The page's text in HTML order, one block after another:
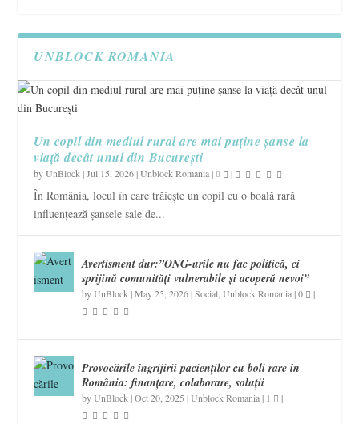
UNBLOCK ROMANIA
Un copil din mediul rural are mai puține șanse la
viață decât unul din București
byUnBlock |Jul 15, 2026|Unblock Romania|0 |
În România, locul în care trăiește un copil cu o boală rară
influențează șansele sale de...
Avertisment dur:”ONG-urile nu fac politică, ci
sprijină comunități vulnerabile și acoperă nevoi”
byUnBlock |May 25, 2026|Social ,Unblock Romania|0 |
Provocările îngrijirii pacienților cu boli rare în
România: finanțare, colaborare, soluții
byUnBlock |Oct 20, 2025 |Unblock Romania| 1 |